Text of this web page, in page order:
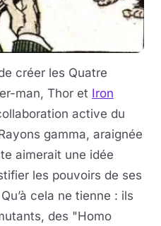
créer les Quatre
man, Thor et Iron
active du
gamma, araignée
aimerait une idée
les pouvoirs de ses
cela ne tienne : ils
des "Homo